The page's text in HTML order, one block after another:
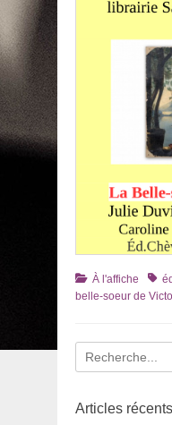
Catégories
À l'affiche Tags
belle-soeur de
Recherche
pour
Articles récents